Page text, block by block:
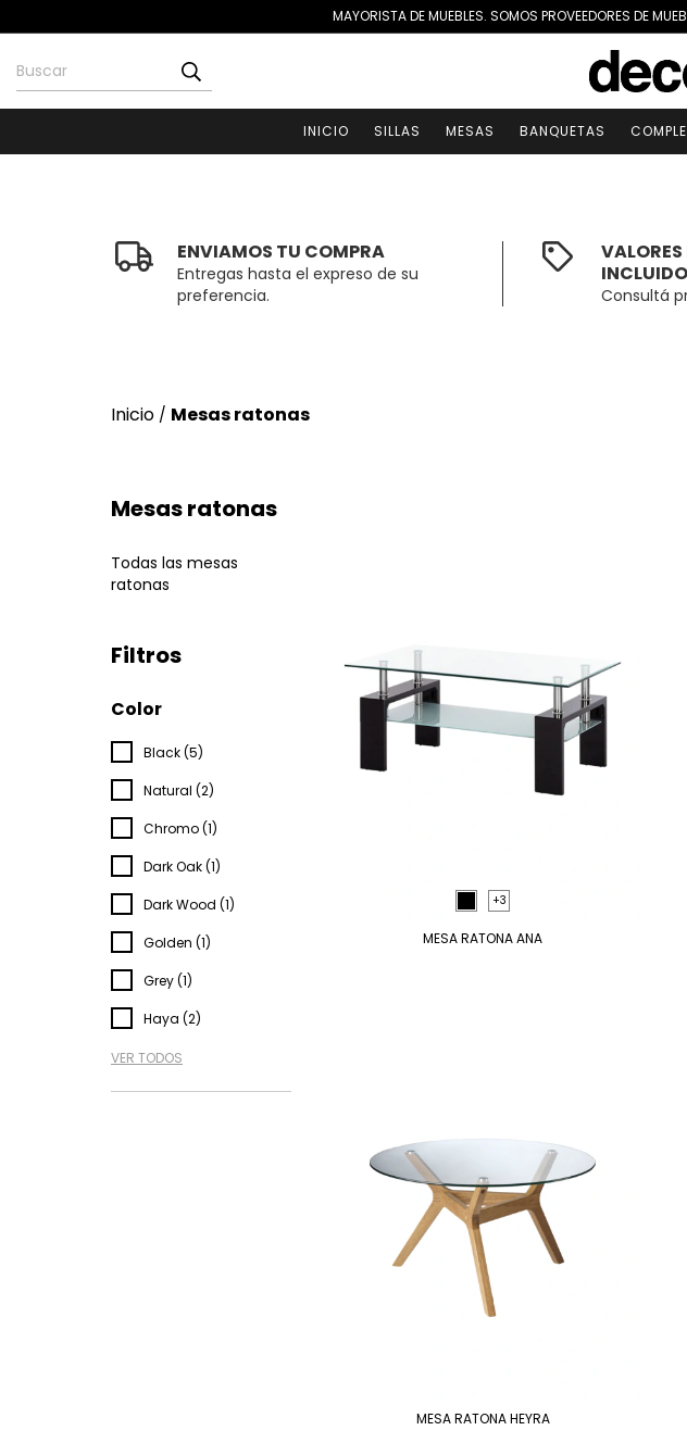
MAYORISTA DE MUEBLES. SOMOS PROVEEDORES DE
INICIO SILLAS MESAS BANQUETAS
ENVIAMOS TU COMPRA
Entregas hasta el expreso de su
preferencia.
VALORES
INCLUIDO
Consultá
Inicio / Mesas ratonas
Mesas ratonas
Todas las mesas
ratonas
Filtros
Color
Black (5)
Natural (2)
Chromo (1)
Dark Oak (1)
Dark Wood (1)
Golden (1)
Grey (1)
Haya (2)
VER TODOS
+3
MESA RATONA ANA
MESA RATONA HEYRA